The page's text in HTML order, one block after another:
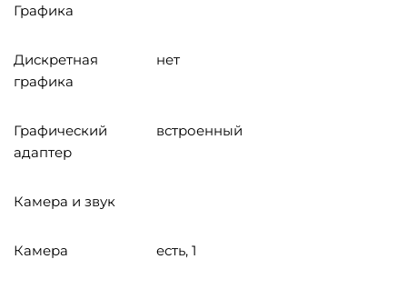
Графика
Дискретная
графика
нет
Графический
адаптер
встроенный
Камера и звук
Камера есть, 1